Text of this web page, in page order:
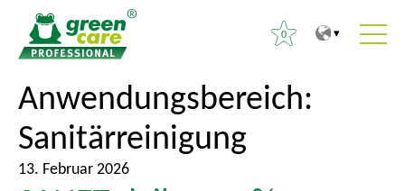
0
S
u
c
h
e
Anwendungsbereich:
Sanitärreinigung
13. Februar 2026